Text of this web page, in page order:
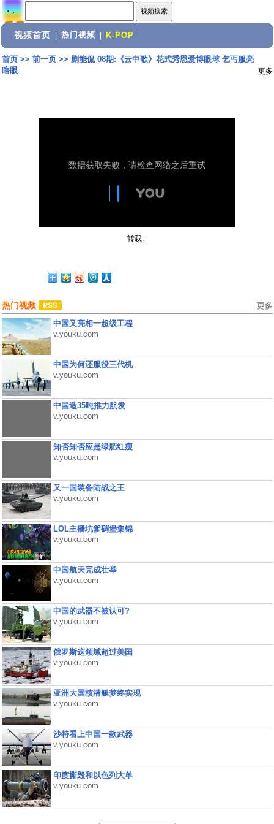
视频首页 热门视频 K-POP
首页>> 前一页>> 剧能侃 08期:《云中歌》花式秀恩爱博眼球 乞丐服亮
瞎眼
更多
转载:
热门视频 更多
中国又亮相一超级工程
v.youku.com
中国为何还服役三代机
v.youku.com
中国造35吨推力航发
v.youku.com
知否知否应是绿肥红瘦
v.youku.com
又一国装备陆战之王
v.youku.com
LOL主播坑爹碉堡集锦
v.youku.com
中国航天完成壮举
v.youku.com
中国的武器不被认可?
v.youku.com
俄罗斯这领域超过美国
v.youku.com
亚洲大国核潜艇梦终实现
v.youku.com
沙特看上中国一款武器
v.youku.com
印度撕毁和以色列大单
v.youku.com